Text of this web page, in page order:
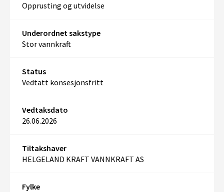
Opprusting og utvidelse
Underordnet sakstype
Stor vannkraft
Status
Vedtatt konsesjonsfritt
Vedtaksdato
26.06.2026
Tiltakshaver
HELGELAND KRAFT VANNKRAFT AS
Fylke